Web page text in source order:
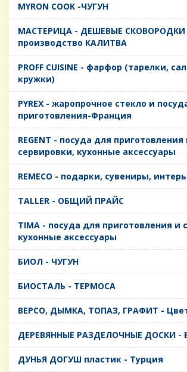
MYRON COOK -ЧУГУН
MАСТЕРИЦА - ДЕШЕВЫЕ СКОВОРОДКИ
производство КАЛИТВА
PROFF CUISINE - фарфор (тарелки,
кружки)
PYREX - жаропрочное стекло и
приготовления-Франция
REGENT - посуда для приготовления
сервировки, кухонные аксессуары
REMECO - подарки, сувениры,
TALLER - ОБЩИЙ ПРАЙС
TIMA - посуда для приготовления и
кухонные аксессуары
БИОЛ - ЧУГУН
БИОСТАЛЬ - ТЕРМОСА
ВЕРСО, ДЫМКА, ТОПАЗ, ГРАФИТ -
ДЕРЕВЯННЫЕ РАЗДЕЛОЧНЫЕ ДОСКИ -
ДУНЬЯ ДОГУШ пластик - Турция